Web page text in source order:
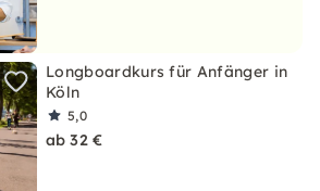
Longboardkurs für Anfänger in
Köln
5,0
ab 32 €